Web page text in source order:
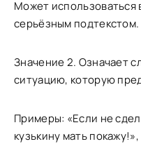
Может использоваться
серьёзным подтекстом.
Значение 2. Означает
ситуацию, которую
Примеры: «Если не
кузькину мать